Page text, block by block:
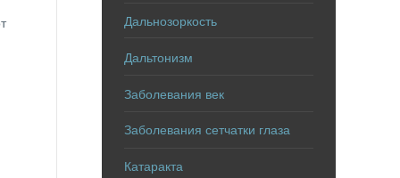
Дальнозоркость
Дальтонизм
Заболевания век
Заболевания сетчатки глаза
Катаракта